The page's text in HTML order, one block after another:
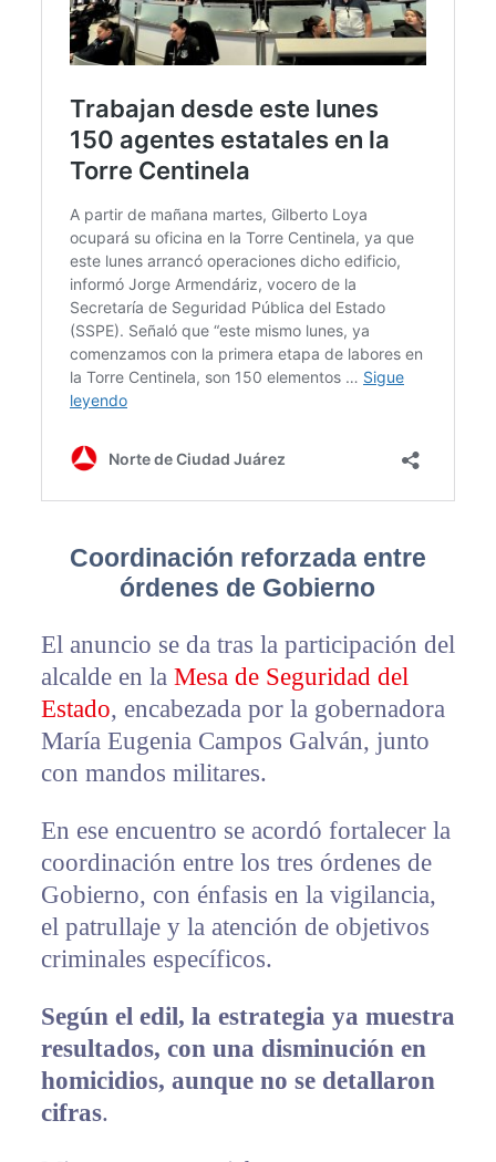
Coordinación reforzada entre
órdenes de Gobierno
El anuncio se da tras la participación del
alcalde en la Mesa de Seguridad del
Estado, encabezada por la gobernadora
María Eugenia Campos Galván, junto
con mandos militares.
En ese encuentro se acordó fortalecer la
coordinación entre los tres órdenes de
Gobierno, con énfasis en la vigilancia,
el patrullaje y la atención de objetivos
criminales específicos.
Según el edil, la estrategia ya muestra
resultados, con una disminución en
homicidios, aunque no se detallaron
cifras.